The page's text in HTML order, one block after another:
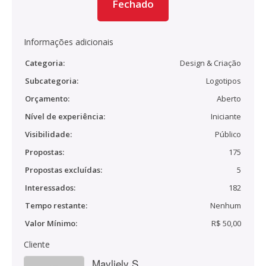
Fechado
Informações adicionais
Categoria:
Design & Criação
Subcategoria:
Logotipos
Orçamento:
Aberto
Nível de experiência:
Iniciante
Visibilidade:
Público
Propostas:
175
Propostas excluídas:
5
Interessados:
182
Tempo restante:
Nenhum
Valor Mínimo:
R$ 50,00
Cliente